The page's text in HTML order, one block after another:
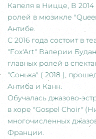
Капеля в Ницце, В 2014
ролей в мюзикле
Антибе.
С 2016 года состоит в
"Fox'Art" Валерии
главных ролей в
"Сонька" ( 2018 ),
Антиба и Канн.
Обучалась джазово-
в хоре "Gospel Choir"
многочисленных
Франции.